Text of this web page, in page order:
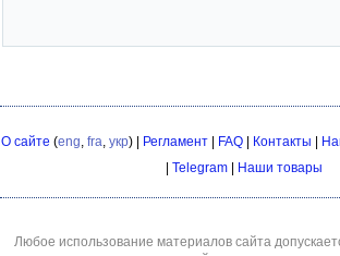
О сайте (eng, fra, укр) | Регламент| FAQ| Контакты
Telegram Наши товары
Любое использование материалов сайта